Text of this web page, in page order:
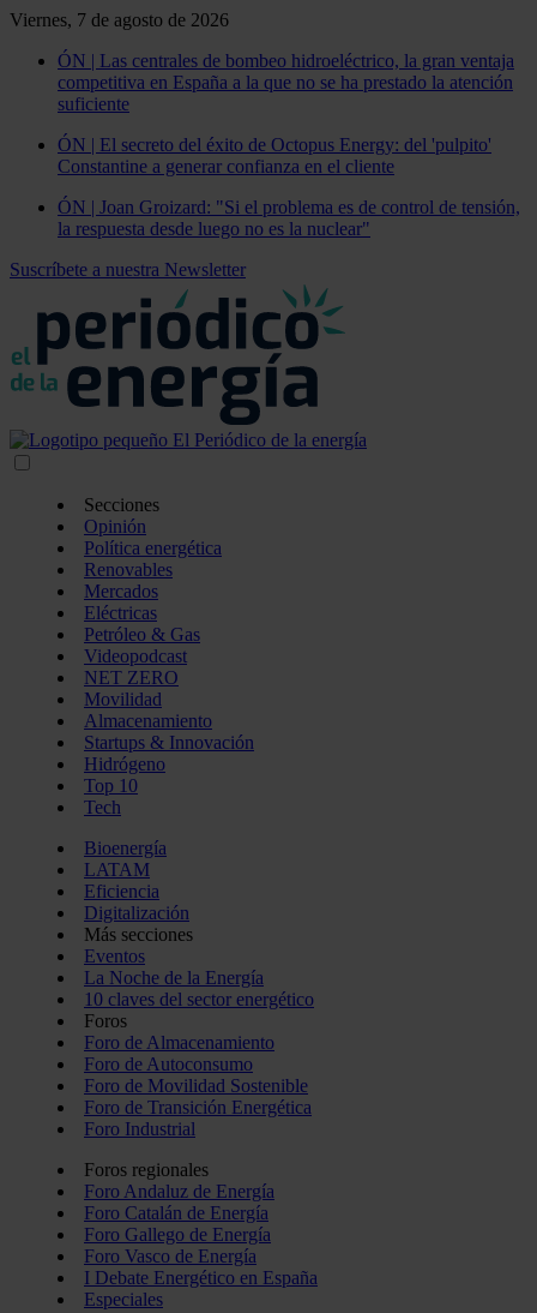
Viernes, 7 de agosto de 2026
ÓN | Las centrales de bombeo hidroeléctrico, la gran ventaja
competitiva en España a la que no se ha prestado la atención
suficiente
ÓN | El secreto del éxito de Octopus Energy: del 'pulpito'
Constantine a generar confianza en el cliente
ÓN | Joan Groizard: "Si el problema es de control de tensión,
la respuesta desde luego no es la nuclear"
Suscríbete a nuestra Newsletter
Secciones
Opinión
Política energética
Renovables
Mercados
Eléctricas
Petróleo & Gas
Videopodcast
NET ZERO
Movilidad
Almacenamiento
Startups & Innovación
Hidrógeno
Top 10
Tech
Bioenergía
LATAM
Eficiencia
Digitalización
Más secciones
Eventos
La Noche de la Energía
10 claves del sector energético
Foros
Foro de Almacenamiento
Foro de Autoconsumo
Foro de Movilidad Sostenible
Foro de Transición Energética
Foro Industrial
Foros regionales
Foro Andaluz de Energía
Foro Catalán de Energía
Foro Gallego de Energía
Foro Vasco de Energía
I Debate Energético en España
Especiales